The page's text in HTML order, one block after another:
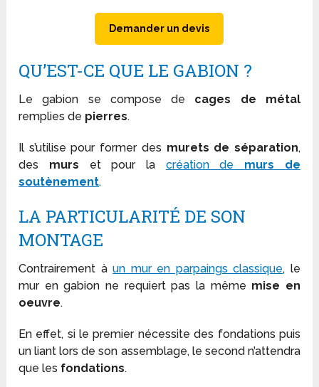
Demander un devis
QU’EST-CE QUE LE GABION ?
Le gabion se compose de cages de métal
remplies de pierres.
Il s’utilise pour former des murets de séparation,
des murs et pour la création de murs de
soutènement.
LA PARTICULARITÉ DE SON
MONTAGE
Contrairement àun mur en parpaings classique, le
mur en gabion ne requiert pas la même mise en
oeuvre.
En effet, si le premier nécessite des fondations puis
un liant lors de son assemblage, le second n’attendra
que les fondations.